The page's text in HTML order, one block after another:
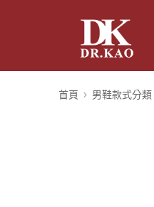
首頁 男鞋款式分類